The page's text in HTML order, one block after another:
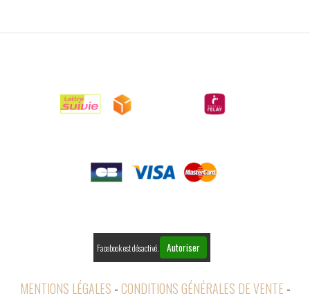
Facebook est désactivé. Autoriser
MENTIONS LÉGALES CONDITIONS GÉNÉRALES DE VENTE